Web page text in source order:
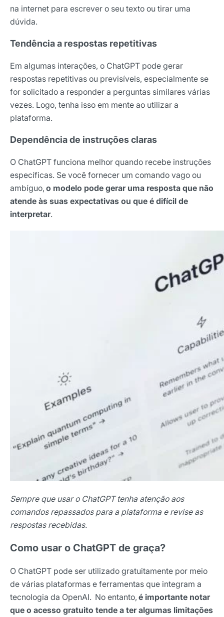
na internet para escrever o seu texto ou tirar uma
dúvida.
Tendência a respostas repetitivas
Em algumas interações, o ChatGPT pode gerar
respostas repetitivas ou previsíveis, especialmente se
for solicitado a responder a perguntas similares várias
vezes. Logo, tenha isso em mente ao utilizar a
plataforma.
Dependência de instruções claras
O ChatGPT funciona melhor quando recebe instruções
específicas. Se você fornecer um comando vago ou
ambíguo, o modelo pode gerar uma resposta que não
atende às suas expectativas ou que é difícil de
interpretar.
Sempre que usar o ChatGPT tenha atenção aos
comandos repassados para a plataforma e revise as
respostas recebidas.
Como usar o ChatGPT de graça?
O ChatGPT pode ser utilizado gratuitamente por meio
de várias plataformas e ferramentas que integram a
tecnologia da OpenAI. No entanto, é importante notar
que o acesso gratuito tende a ter algumas limitações